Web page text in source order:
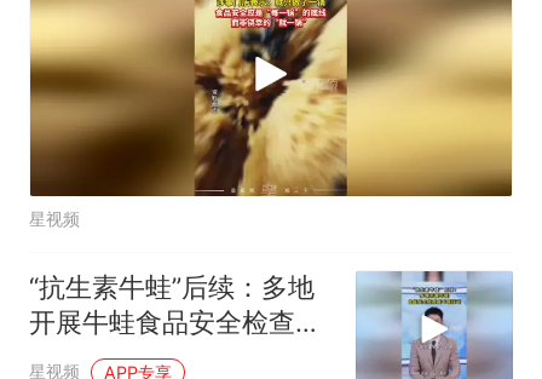
星视频
“抗生素牛蛙”后续：多地
开展牛蛙食品安全检查或
专项行动
星视频 APP专享